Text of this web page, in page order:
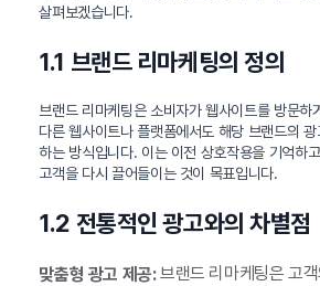
살펴보겠습니다.
1.1 브랜드 리마케팅의 정의
브랜드 리마케팅은 소비자가 웹사이트를 방문하
다른 웹사이트나 플랫폼에서도 해당 브랜드의
하는 방식입니다. 이는 이전 상호작용을 기억하
고객을 다시 끌어들이는 것이 목표입니다.
1.2 전통적인 광고와의 차별점
맞춤형 광고 제공:브랜드 리마케팅은 고